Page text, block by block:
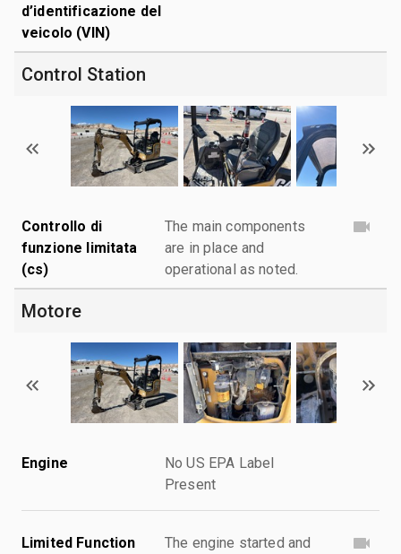
d’identificazione del
veicolo (VIN)
Control Station
Controllo di
funzione limitata
(cs)
The main components
are in place and
operational as noted.
Motore
Engine
No US EPA Label
Present
Limited Function
The engine started and